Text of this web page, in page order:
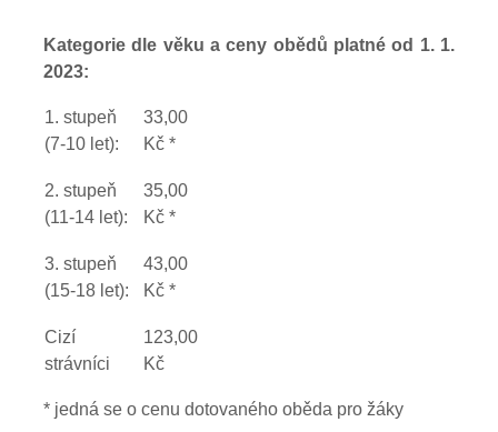
Kategorie dle věku a ceny obědů platné od 1. 1.
2023:
1. stupeň
(7-10 let):
33,00
Kč *
2. stupeň
(11-14 let):
35,00
Kč *
3. stupeň
(15-18 let):
43,00
Kč *
Cizí
strávníci
123,00
Kč
* jedná se o cenu dotovaného oběda pro žáky